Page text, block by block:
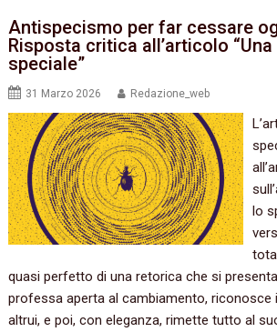
Antispecismo per far cessare
Risposta critica all’articolo
speciale”
31 Marzo 2026 Redazione_web
lo
quasi perfetto di una retorica che si
professa aperta al cambiamento, riconosce
altrui, e poi, con eleganza, rimette tutto al